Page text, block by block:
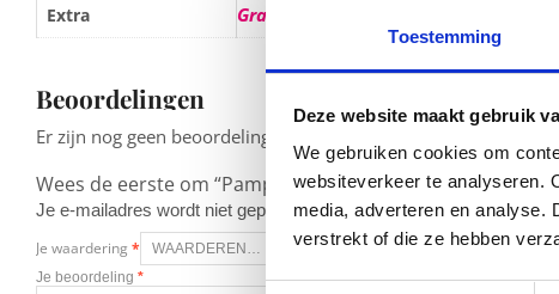
Toestemming
Deze website maakt gebruik
We gebruiken cookies om
websiteverkeer te analyseren.
media, adverteren en analyse.
verstrekt of die ze hebben
Extra Gratis verzending
Beoordelingen
Er zijn nog geen beoordelingen.
Wees de eerste om “Pampers Midpack Maat 2 (Mini) 3-6
Je e-mailadres wordt niet gepubliceerd. Vereiste velden zijn
Je waardering *
Je beoordeling *